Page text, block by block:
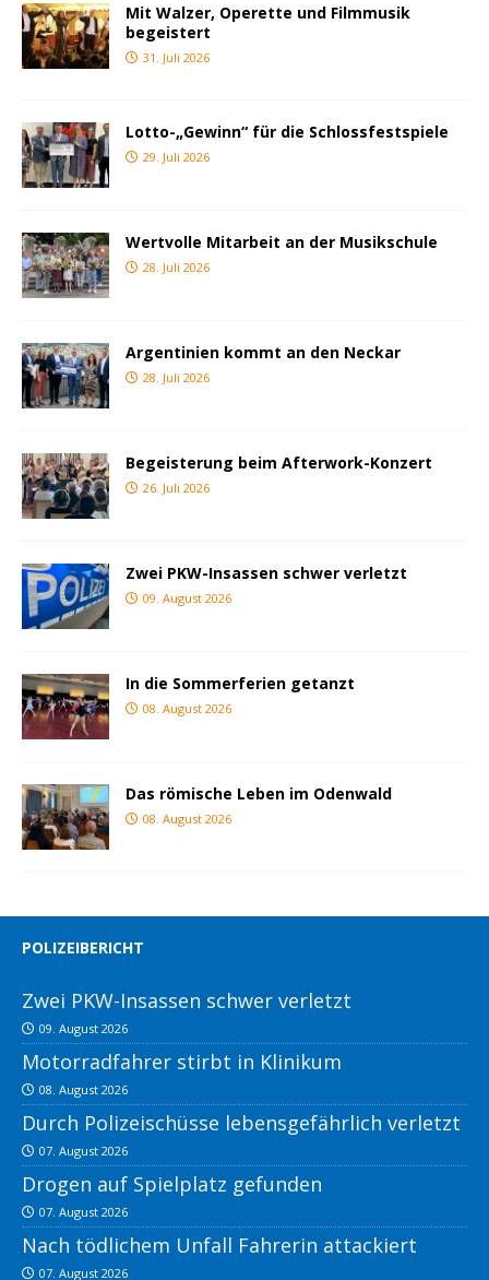
Mit Walzer, Operette und Filmmusik
begeistert
31. Juli 2026
Lotto-„Gewinn“ für die Schlossfestspiele
29. Juli 2026
Wertvolle Mitarbeit an der Musikschule
28. Juli 2026
Argentinien kommt an den Neckar
28. Juli 2026
Begeisterung beim Afterwork-Konzert
26. Juli 2026
Zwei PKW-Insassen schwer verletzt
09. August 2026
In die Sommerferien getanzt
08. August 2026
Das römische Leben im Odenwald
08. August 2026
POLIZEIBERICHT
Zwei PKW-Insassen schwer verletzt
09. August 2026
Motorradfahrer stirbt in Klinikum
08. August 2026
Durch Polizeischüsse lebensgefährlich verletzt
07. August 2026
Drogen auf Spielplatz gefunden
07. August 2026
Nach tödlichem Unfall Fahrerin attackiert
07. August 2026